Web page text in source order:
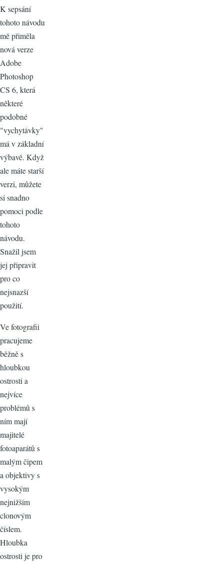
K sepsání
tohoto návodu
mě přiměla
nová verze
Adobe
Photoshop
CS 6, která
některé
podobné
"vychytávky"
má v základní
výbavě. Když
ale máte starší
verzi, můžete
si snadno
pomoci podle
tohoto
návodu.
Snažil jsem
jej připravit
pro co
nejsnazší
použití.
Ve fotografii
pracujeme
běžně s
hloubkou
ostrosti a
nejvíce
problémů s
ním mají
majitelé
fotoaparátů s
malým čipem
a objektivy s
vysokým
nejnižším
clonovým
číslem.
Hloubka
ostrosti je pro